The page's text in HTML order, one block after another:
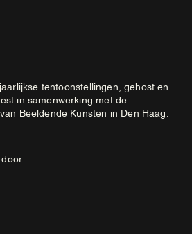
tentoonstellingen, gehost en
in samenwerking met de
Beeldende Kunsten in Den Haag.
door